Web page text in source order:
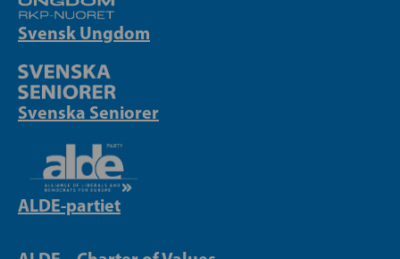
Svensk Ungdom
Svenska Seniorer
ALDE-partiet